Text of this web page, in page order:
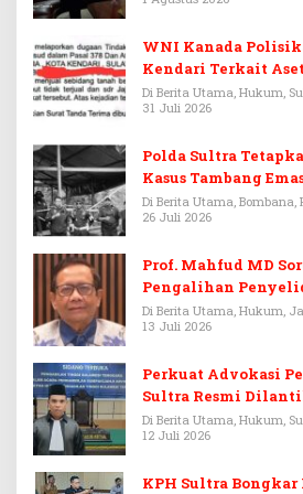
WNI Kanada
Kendari Terkait
Di Berita Utama, Hukum,
31 Juli 2026
Polda Sultra
Kasus Tambang
Di Berita Utama, Bombana,
26 Juli 2026
Prof. Mahfud MD
Pengalihan
Febrie Adriansyah
Di Berita Utama, Hukum,
13 Juli 2026
Perkuat Advokasi
Sultra Resmi
PERADI
Di Berita Utama, Hukum,
12 Juli 2026
KPH Sultra Bongkar